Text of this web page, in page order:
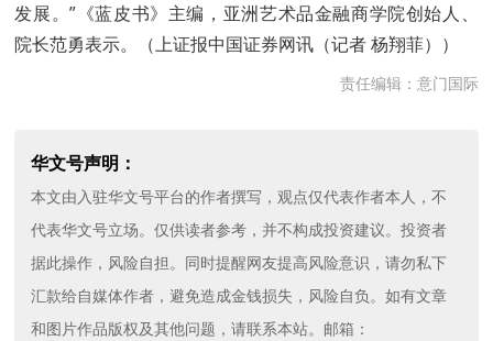
发展。”《蓝皮书》主编，亚洲艺术品金融商学院创始人、
院长范勇表示。（上证报中国证券网讯（记者 杨翔菲））
责任编辑：意门国际
华文号声明：
本文由入驻华文号平台的作者撰写，观点仅代表作者本人，不
代表华文号立场。仅供读者参考，并不构成投资建议。投资者
据此操作，风险自担。同时提醒网友提高风险意识，请勿私下
汇款给自媒体作者，避免造成金钱损失，风险自负。如有文章
和图片作品版权及其他问题，请联系本站。邮箱：